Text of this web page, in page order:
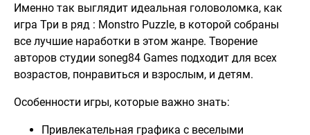
Именно так выглядит идеальная головоломка, как
игра Три в ряд : Monstro Puzzle, в которой собраны
все лучшие наработки в этом жанре. Творение
авторов студии soneg84 Games подходит для всех
возрастов, понравиться и взрослым, и детям.
Особенности игры, которые важно знать:
Привлекательная графика с веселыми